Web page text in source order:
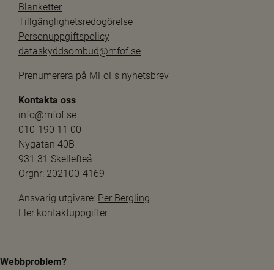
Blanketter
Tillgänglighetsredogörelse
Personuppgiftspolicy
dataskyddsombud@mfof.se
Prenumerera på MFoFs nyhetsbrev
Kontakta oss
info@mfof.se
010-190 11 00
Nygatan 40B
931 31 Skellefteå
Orgnr: 202100-4169
Ansvarig utgivare: Per Bergling
Fler kontaktuppgifter
Webbproblem?